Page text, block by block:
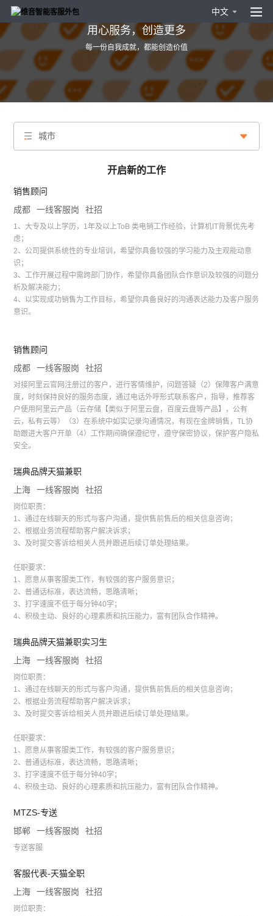
中文
用心服务，创造更多
每一份自我成就，都能创造价值
城市
开启新的工作
销售顾问
成都
一线客服岗 社招
1、大专及以上学历，1年及以上ToB 类电销工作经验，计算机IT背景优先考
虑；
2、公司提供系统性的专业培训，希望你具备较强的学习能力及主观能动意
识；
3、工作开展过程中需跨部门协作，希望你具备团队合作意识及较强的问题分
析及解决能力；
4、以实现成功销售为工作目标，希望你具备良好的沟通表达能力及客户服务
意识。
销售顾问
成都
一线客服岗 社招
对接阿里云官网注册过的客户，进行客情维护，问题答疑（2）保障客户满意
度，时刻保持良好的服务态度，通过电话外呼形式联系客户，指导，推荐客
户使用阿里云产品（云存储【类似于阿里云盘，百度云盘等产品】，公有
云，私有云等）（3）在系统中如实记录沟通情况，有现在金牌销售，TL协
助跟进大客户开单（4）工作期间确保遵纪守，遵守保密协议，保护客户隐私
安全。
瑞典品牌天猫兼职
上海
一线客服岗 社招
岗位职责：
1、通过在线聊天的形式与客户沟通，提供售前售后的相关信息咨询；
2、根据业务流程帮助客户解决诉求；
3、及时提交客诉给相关人员并跟进后续订单处理结果。
任职要求：
1、愿意从事客服类工作，有较强的客户服务意识；
2、普通话标准，表达流畅，思路清晰；
3、打字速度不低于每分钟40字；
4、积极主动、良好的心理素质和抗压能力，富有团队合作精神。
瑞典品牌天猫兼职实习生
上海
一线客服岗 社招
岗位职责：
1、通过在线聊天的形式与客户沟通，提供售前售后的相关信息咨询；
2、根据业务流程帮助客户解决诉求；
3、及时提交客诉给相关人员并跟进后续订单处理结果。
任职要求：
1、愿意从事客服类工作，有较强的客户服务意识；
2、普通话标准，表达流畅，思路清晰；
3、打字速度不低于每分钟40字；
4、积极主动、良好的心理素质和抗压能力，富有团队合作精神。
MTZS-专送
邯郸
一线客服岗 社招
专送客服
客服代表-天猫全职
上海
一线客服岗 社招
岗位职责：